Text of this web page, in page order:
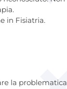
in Fisiatria.
la problematica